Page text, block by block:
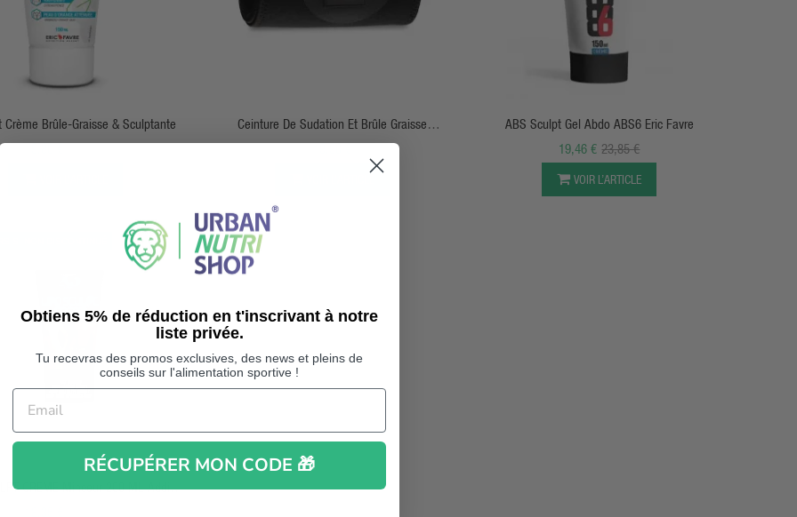
APERÇU RAPIDE
Crème Brûle-Graisse & Sculptante
23,85 €
19,80 €
Ceinture De Sudation Et Brûle Graisse
Abdominale
19,90 €
APERÇU RAPIDE
ABS Sculpt Gel Abdo ABS6 Eric Favre
23,85 €
19,46 €
VOIR L’ARTICLE
SI NON DISCONTINUÉ
CREME Minceur 200 ML Addict
Obtiens 5% de réduction en t'inscrivant à notre
liste privée.
Tu recevras des promos exclusives, des news et pleins de
conseils sur l'alimentation sportive !
RÉCUPÉRER MON CODE 🎁